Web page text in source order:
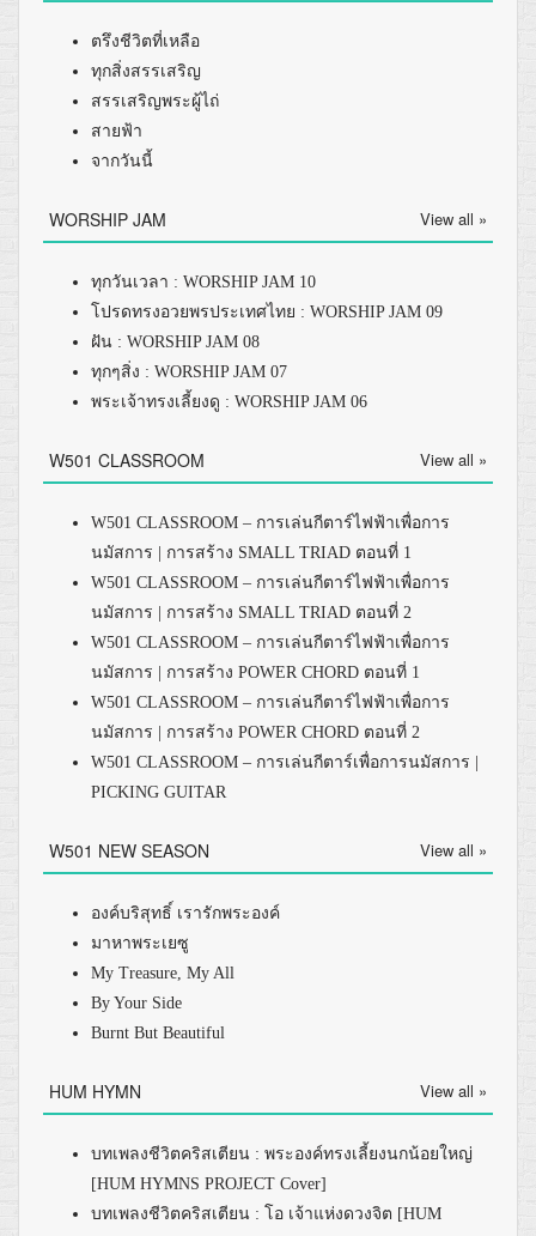
ตรึงชีวิตที่เหลือ
ทุกสิ่งสรรเสริญ
สรรเสริญพระผู้ไถ่
สายฟ้า
จากวันนี้
WORSHIP JAM View all »
ทุกวันเวลา : WORSHIP JAM 10
โปรดทรงอวยพรประเทศไทย : WORSHIP JAM 09
ฝัน : WORSHIP JAM 08
ทุกๆสิ่ง : WORSHIP JAM 07
พระเจ้าทรงเลี้ยงดู : WORSHIP JAM 06
W501 CLASSROOM View all »
W501 CLASSROOM – การเล่นกีตาร์ไฟฟ้าเพื่อการ
นมัสการ | การสร้าง SMALL TRIAD ตอนที่ 1
W501 CLASSROOM – การเล่นกีตาร์ไฟฟ้าเพื่อการ
นมัสการ | การสร้าง SMALL TRIAD ตอนที่ 2
W501 CLASSROOM – การเล่นกีตาร์ไฟฟ้าเพื่อการ
นมัสการ | การสร้าง POWER CHORD ตอนที่ 1
W501 CLASSROOM – การเล่นกีตาร์ไฟฟ้าเพื่อการ
นมัสการ | การสร้าง POWER CHORD ตอนที่ 2
W501 CLASSROOM – การเล่นกีตาร์เพื่อการนมัสการ |
PICKING GUITAR
W501 NEW SEASON View all »
องค์บริสุทธิ์ เรารักพระองค์
มาหาพระเยซู
My Treasure, My All
By Your Side
Burnt But Beautiful
HUM HYMN View all »
บทเพลงชีวิตคริสเตียน : พระองค์ทรงเลี้ยงนกน้อยใหญ่
[HUM HYMNS PROJECT Cover]
บทเพลงชีวิตคริสเตียน : โอ เจ้าแห่งดวงจิต [HUM